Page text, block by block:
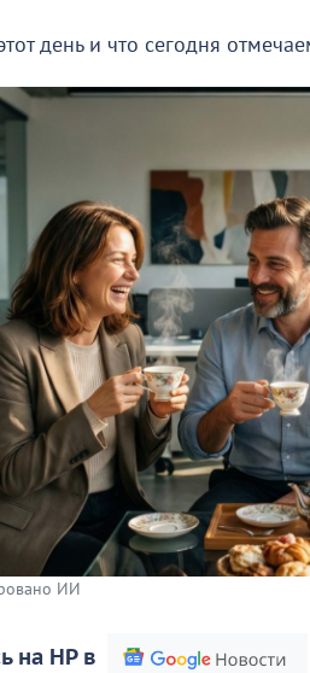
день и что сегодня
ИИ
на НР в